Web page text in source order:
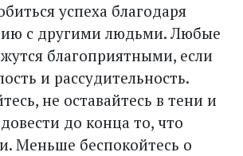
успеха благодаря
с другими людьми. Любые
благоприятными, если
и рассудительность.
не оставайтесь в тени и
до конца то, что
Меньше беспокойтесь о